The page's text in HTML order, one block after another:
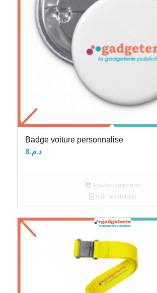
Badge voiture personnalise
د.م.8
Ajouter au panier
Voir les détails